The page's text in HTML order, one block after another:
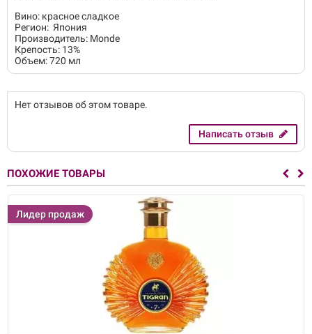
Вино: красное сладкое
Регион: Япония
Производитель: Monde
Крепость: 13%
Объем: 720 мл
Нет отзывов об этом товаре.
Написать отзыв
ПОХОЖИЕ ТОВАРЫ
Лидер продаж